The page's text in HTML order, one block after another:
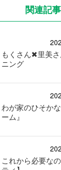
関連記事
もくさん✖︎里美
ニング
わが家のひそか
ーム』
これから必要な